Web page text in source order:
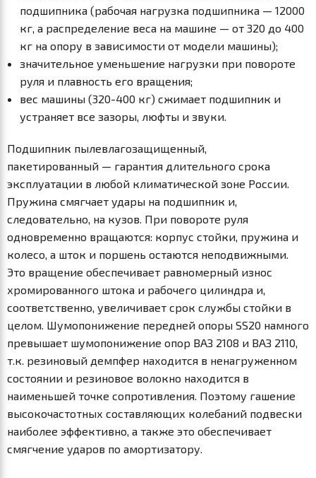
подшипника (рабочая нагрузка подшипника — 12000
кг, а распределение веса на машине — от 320 до 400
кг на опору в зависимости от модели машины);
значительное уменьшение нагрузки при повороте
руля и плавность его вращения;
вес машины (320-400 кг) сжимает подшипник и
устраняет все зазоры, люфты и звуки.
Подшипник пылевлагозащищенный,
пакетированный — гарантия длительного срока
эксплуатации в любой климатической зоне России.
Пружина смягчает удары на подшипник и,
следовательно, на кузов. При повороте руля
одновременно вращаются: корпус стойки, пружина и
колесо, а шток и поршень остаются неподвижными.
Это вращение обеспечивает равномерный износ
хромированного штока и рабочего цилиндра и,
соответственно, увеличивает срок службы стойки в
целом. Шумопонижение передней опоры SS20 намного
превышает шумопонижение опор ВАЗ 2108 и ВАЗ 2110,
т.к. резиновый демпфер находится в ненагруженном
состоянии и резиновое волокно находится в
наименьшей точке сопротивления. Поэтому гашение
высокочастотных составляющих колебаний подвески
наиболее эффективно, а также это обеспечивает
смягчение ударов по амортизатору.